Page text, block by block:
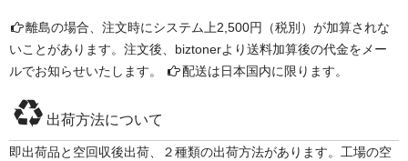
離島の場合、注文時にシステム上2,500円（税別）が加算されな
いことがあります。注文後、biztonerより送料加算後の代金をメー
ルでお知らせいたします。
配送は日本国内に限ります。
出荷方法について
即出荷品と空回収後出荷、２種類の出荷方法があります。工場の空